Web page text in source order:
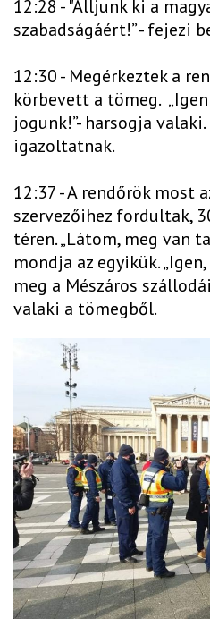
12:28 - "Álljunk ki a
szabadságáért!” - fejezi
12:30 - Megérkeztek a
körbevett a tömeg.
jogunk!”- harsogja
igazoltatnak.
12:37 - A rendőrök most
szervezőihez fordultak,
téren. „Látom, meg van
mondja az egyikük.
meg a Mészáros
valaki a tömegből.